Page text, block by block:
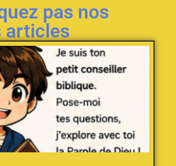
pas nos
articles